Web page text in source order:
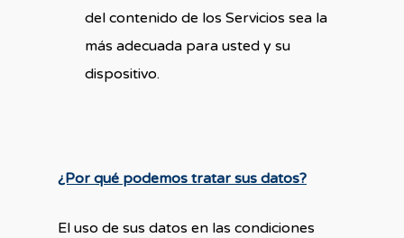
del contenido de los Servicios sea la
más adecuada para usted y su
dispositivo.
¿Por qué podemos tratar sus datos?
El uso de sus datos en las condiciones